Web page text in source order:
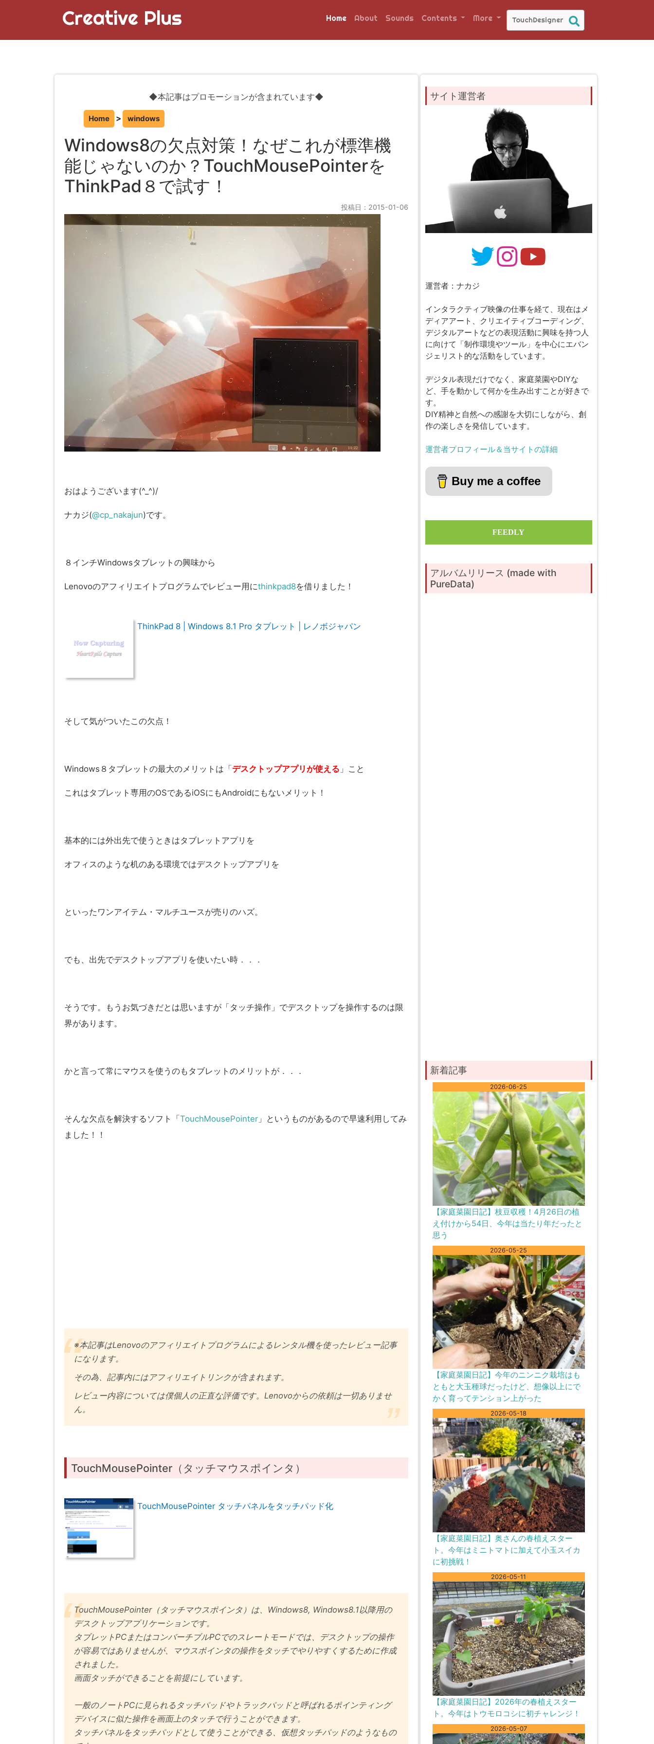
Creative Plus Home About Sounds Contents More
◆本記事はプロモーションが含まれています◆
Home windows
Windows8の欠点対策！なぜこれが標準機
能じゃないのか？TouchMousePointerを
ThinkPad８で試す！
投稿日：2015-01-06
おはようございます(^_^)/
ナカジ(@cp_nakajun)です。
８インチWindowsタブレットの興味から
Lenovoのアフィリエイトプログラムでレビュー用にthinkpad8を借りました！
ThinkPad 8 | Windows 8.1 Pro タブレット | レノボジャパン
そして気がついたこの欠点！
Windows８タブレットの最大のメリットは「 デスクトップアプリが使える 」こと
これはタブレット専用のOSであるiOSにもAndroidにもないメリット！
基本的には外出先で使うときはタブレットアプリを
オフィスのような机のある環境ではデスクトップアプリを
といったワンアイテム・マルチユースが売りのハズ。
でも、出先でデスクトップアプリを使いたい時．．．
そうです。もうお気づきだとは思いますが「タッチ操作」でデスクトップを操作するのは限
界があります。
かと言って常にマウスを使うのもタブレットのメリットが．．．
そんな欠点を解決するソフト「 TouchMousePointer 」というものがあるので早速利用してみ
ました！！
※本記事はLenovoのアフィリエイトプログラムによるレンタル機を使ったレビュー記事
になります。
その為、記事内にはアフィリエイトリンクが含まれます。
レビュー内容については僕個人の正直な評価です。Lenovoからの依頼は一切ありませ
ん。
TouchMousePointer（タッチマウスポインタ）
TouchMousePointer タッチパネルをタッチパッド化
TouchMousePointer（タッチマウスポインタ）は、Windows8, Windows8.1以降用の
デスクトップアプリケーションです。
タブレットPCまたはコンバーチブルPCでのスレートモードでは、デスクトップの操作
が容易ではありませんが、マウスポインタの操作をタッチでやりやすくするために作成
されました。
画面タッチができることを前提にしています。
一般のノートPCに見られるタッチパッドやトラックパッドと呼ばれるポインティング
デバイスに似た操作を画面上のタッチで行うことができます。
タッチパネルをタッチパッドとして使うことができる、仮想タッチパッドのようなもの
サイト運営者
運営者：ナカジ
インタラクティブ映像の仕事を経て、現在はメ
ディアアート、クリエイティブコーディング、
デジタルアートなどの表現活動に興味を持つ人
に向けて「制作環境やツール」を中心にエバン
ジェリスト的な活動をしています。
デジタル表現だけでなく、家庭菜園やDIYな
ど、手を動かして何かを生み出すことが好きで
す。
DIY精神と自然への感謝を大切にしながら、創
作の楽しさを発信しています。
運営者プロフィール＆当サイトの詳細
Buy me a coffee
FEEDLY
アルバムリリース (made with
PureData)
新着記事
2026-06-25
【家庭菜園日記】枝豆収穫！4月26日の植
え付けから54日、今年は当たり年だったと
思う
2026-05-25
【家庭菜園日記】今年のニンニク栽培はも
ともと大玉種球だったけど、想像以上にで
かく育ってテンション上がった
2026-05-18
【家庭菜園日記】奥さんの春植えスター
ト。今年はミニトマトに加えて小玉スイカ
に初挑戦！
2026-05-11
【家庭菜園日記】2026年の春植えスター
ト。今年はトウモロコシに初チャレンジ！
2026-05-07